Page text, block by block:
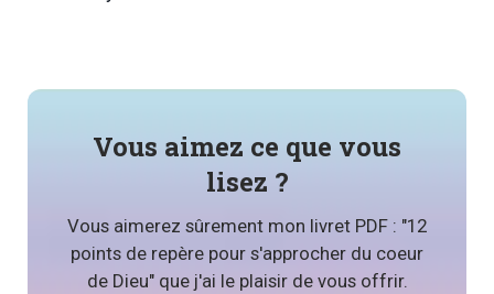
Vous aimez ce que vous
lisez ?
Vous aimerez sûrement mon livret PDF : "12
points de repère pour s'approcher du coeur
de Dieu" que j'ai le plaisir de vous offrir.